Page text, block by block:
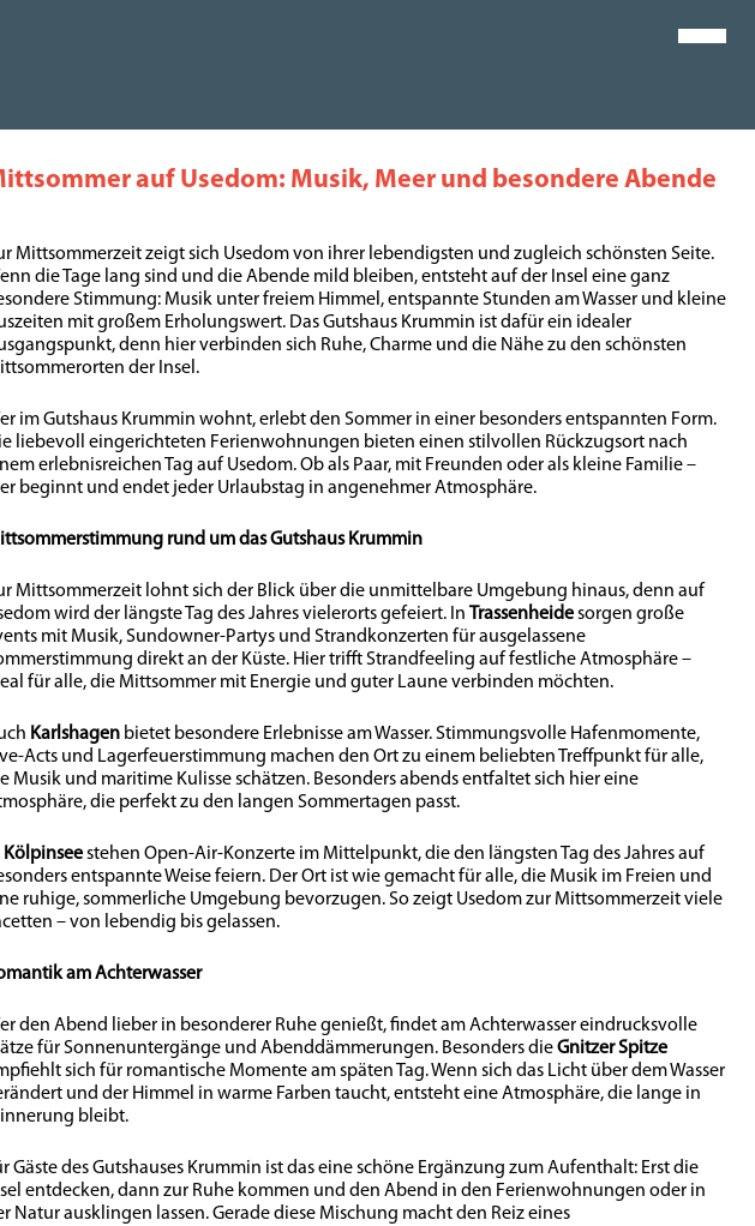
auf Usedom: Musik, Meer und besondere Abende
Mittsommerzeit zeigt sich Usedom von ihrer lebendigsten und zugleich schönsten Seite.
die Tage lang sind und die Abende mild bleiben, entsteht auf der Insel eine ganz
Stimmung: Musik unter freiem Himmel, entspannte Stunden am Wasser und kleine
mit großem Erholungswert. Das Gutshaus Krummin ist dafür ein idealer
denn hier verbinden sich Ruhe, Charme und die Nähe zu den schönsten
der Insel.
im Gutshaus Krummin wohnt, erlebt den Sommer in einer besonders entspannten Form.
liebevoll eingerichteten Ferienwohnungen bieten einen stilvollen Rückzugsort nach
erlebnisreichen Tag auf Usedom. Ob als Paar, mit Freunden oder als kleine Familie –
beginnt und endet jeder Urlaubstag in angenehmer Atmosphäre.
rund um das Gutshaus Krummin
Mittsommerzeit lohnt sich der Blick über die unmittelbare Umgebung hinaus, denn auf
wird der längste Tag des Jahres vielerorts gefeiert. In Trassenheidesorgen große
mit Musik, Sundowner-Partys und Strandkonzerten für ausgelassene
direkt an der Küste. Hier trifft Strandfeeling auf festliche Atmosphäre –
für alle, die Mittsommer mit Energie und guter Laune verbinden möchten.
Karlshagen bietet besondere Erlebnisse am Wasser. Stimmungsvolle Hafenmomente,
Acts und Lagerfeuerstimmung machen den Ort zu einem beliebten Treffpunkt für alle,
Musik und maritime Kulisse schätzen. Besonders abends entfaltet sich hier eine
die perfekt zu den langen Sommertagen passt.
Kölpinseestehen Open-Air-Konzerte im Mittelpunkt, die den längsten Tag des Jahres auf
entspannte Weise feiern. Der Ort ist wie gemacht für alle, die Musik im Freien und
ruhige, sommerliche Umgebung bevorzugen. So zeigt Usedom zur Mittsommerzeit viele
– von lebendig bis gelassen.
am Achterwasser
den Abend lieber in besonderer Ruhe genießt, findet am Achterwasser eindrucksvolle
für Sonnenuntergänge und Abenddämmerungen. Besonders dieGnitzer Spitze
sich für romantische Momente am späten Tag. Wenn sich das Licht über dem Wasser
und der Himmel in warme Farben taucht, entsteht eine Atmosphäre, die lange in
bleibt.
Gäste des Gutshauses Krummin ist das eine schöne Ergänzung zum Aufenthalt: Erst die
entdecken, dann zur Ruhe kommen und den Abend in den Ferienwohnungen oder in
Natur ausklingen lassen. Gerade diese Mischung macht den Reiz eines